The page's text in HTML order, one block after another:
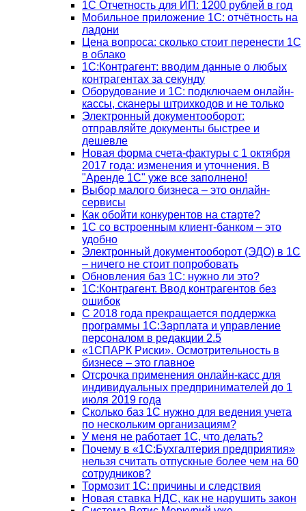
1С Отчетность для ИП: 1200 рублей в год
Мобильное приложение 1С: отчётность на
ладони
Цена вопроса: сколько стоит перенести 1С
в облако
1С:Контрагент: вводим данные о любых
контрагентах за секунду
Оборудование и 1С: подключаем онлайн-
кассы, сканеры штрихкодов и не только
Электронный документооборот:
отправляйте документы быстрее и
дешевле
Новая форма счета-фактуры с 1 октября
2017 года: изменения и уточнения. В
"Аренде 1С" уже все заполнено!
Выбор малого бизнеса – это онлайн-
сервисы
Как обойти конкурентов на старте?
1C со встроенным клиент-банком – это
удобно
Электронный документооборот (ЭДО) в 1С
– ничего не стоит попробовать
Обновления баз 1С: нужно ли это?
1С:Контрагент. Ввод контрагентов без
ошибок
С 2018 года прекращается поддержка
программы 1С:Зарплата и управление
персоналом в редакции 2.5
«1СПАРК Риски». Осмотрительность в
бизнесе – это главное
Отсрочка применения онлайн-касс для
индивидуальных предпринимателей до 1
июля 2019 года
Сколько баз 1C нужно для ведения учета
по нескольким организациям?
У меня не работает 1С, что делать?
Почему в «1С:Бухгалтерия предприятия»
нельзя считать отпускные более чем на 60
сотрудников?
Тормозит 1C: причины и следствия
Новая ставка НДС, как не нарушить закон